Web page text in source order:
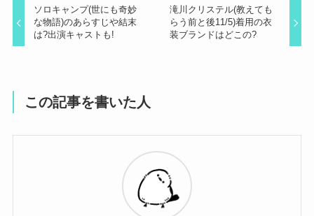
ソロキャンプ(世にも奇妙
な物語)のあらすじや結末
は?出演キャストも!
滝川クリステル(教えても
らう前と後11/5)着用の衣
装ブランドはどこの?
この記事を書いた人